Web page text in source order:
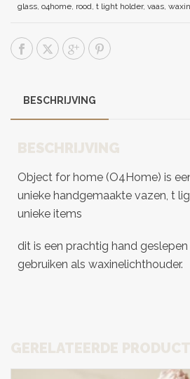
glass, o4home, rood, t light holder, vaas,
BESCHRIJVING
BESCHRIJVING
Object for home (O4Home) is
unieke handgemaakte vazen, t
unieke items
dit is een prachtig hand
gebruiken als waxinelichthouder.
GERELATEERDE